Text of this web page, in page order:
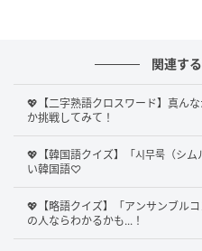
果たして、正解は？
正解は、「針」でした！
真んなかに「針」という
「長針、秒針、針金、針路
「針」ひとつとってもさ
かりますね。
関連す
💖【二字熟語クロスワード】真ん
か挑戦してみて！
💖【韓国語クイズ】「시무룩（シ
い韓国語♡
💖【略語クイズ】「アンサンブル
の人ならわかるかも...！